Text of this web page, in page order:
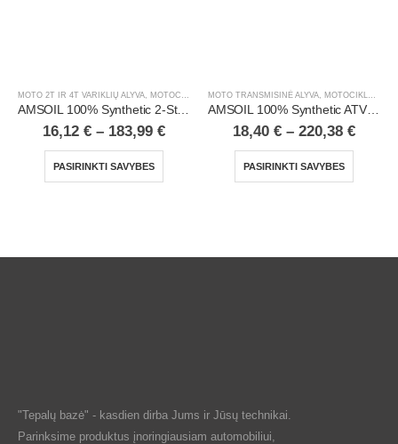
MOTO 2T IR 4T VARIKLIŲ ALYVA MOTOCIKLAI, ATV/UTV
AMSOIL 100% Synthetic 2-Stroke Injector Oil
16,12 € – 183,99 €
PASIRINKTI SAVYBES
MOTO TRANSMISINĖ ALYVA MOTOCIKLAI, ATV/UTV
AMSOIL 100% Synthetic ATV/UTV Transmission & Differential Fluid
18,40 € – 220,38 €
PASIRINKTI SAVYBES
"Tepalų bazė" - kasdien dirba Jums ir Jūsų technikai.
Parinksime produktus įnoringiausiam automobiliui,